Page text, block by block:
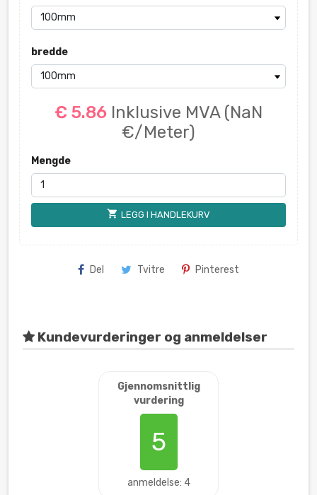
bredde
€ 5.86 Inklusive MVA (NaN
€/Meter)
Mengde
shopping_cart LEGG I HANDLEKURV
Del Tvitre Pinterest
Kundevurderinger og anmeldelser
Gjennomsnittlig
vurdering
5
anmeldelse: 4